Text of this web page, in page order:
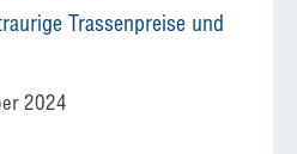
Trassenpreise und
2024